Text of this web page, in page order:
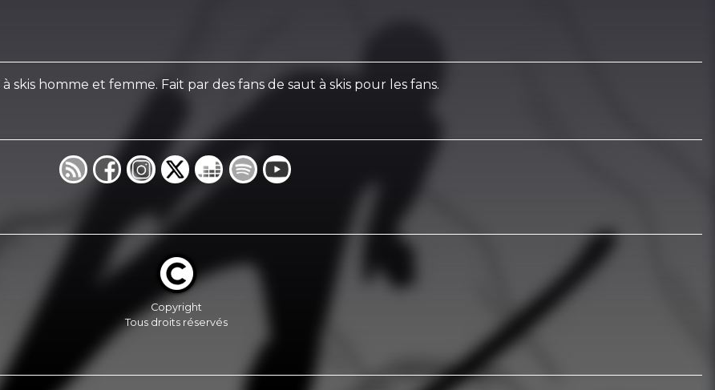
homme et femme. Fait par des fans de saut à skis pour les fans.
Copyright
Tous droits réservés